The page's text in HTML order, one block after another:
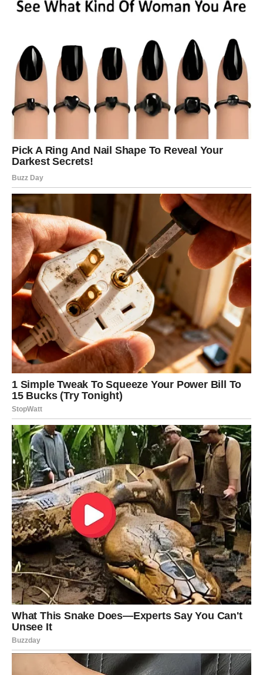
pokaže da je samo trebalo malo više vremena da se